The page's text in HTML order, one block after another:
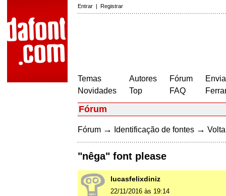
Entrar | Registrar
Temas
Novidades
Autores
Top
Fórum
FAQ
Fórum
Fórum → Identificação de fontes →
"nêga" font please
lucasfelixdiniz
22/11/2016 às 19:14